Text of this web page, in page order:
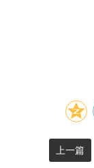
上一篇